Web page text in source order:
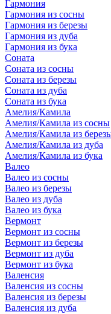
Гармония
Гармония из сосны
Гармония из березы
Гармония из дуба
Гармония из бука
Соната
Соната из сосны
Соната из березы
Соната из дуба
Соната из бука
Амелия/Камила
Амелия/Камила из сосны
Амелия/Камила из
Амелия/Камила из дуба
Амелия/Камила из бука
Валео
Валео из сосны
Валео из березы
Валео из дуба
Валео из бука
Вермонт
Вермонт из сосны
Вермонт из березы
Вермонт из дуба
Вермонт из бука
Валенсия
Валенсия из сосны
Валенсия из березы
Валенсия из дуба